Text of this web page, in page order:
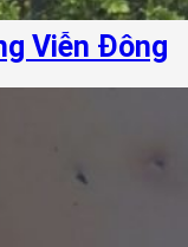
Viễn Đông